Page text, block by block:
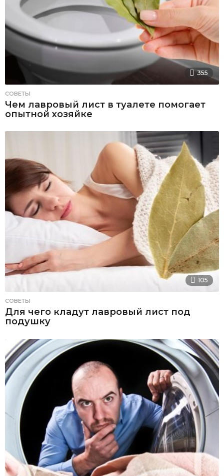
355
СОВЕТЫ
Чем лавровый лист в туалете помогает
опытной хозяйке
105
СОВЕТЫ
Для чего кладут лавровый лист под
подушку